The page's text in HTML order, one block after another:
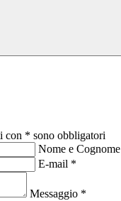
con * sono obbligatori
Nome e Cognome
E-mail *
Messaggio *